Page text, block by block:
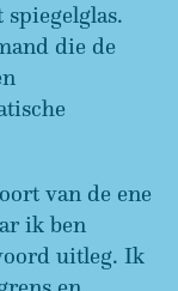
spiegelglas.
die de
van de ene
ik ben
uitleg. Ik